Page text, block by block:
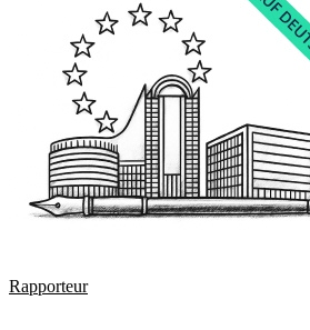
Rapporteur